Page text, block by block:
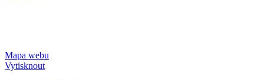
Mapa webu
Vytisknout